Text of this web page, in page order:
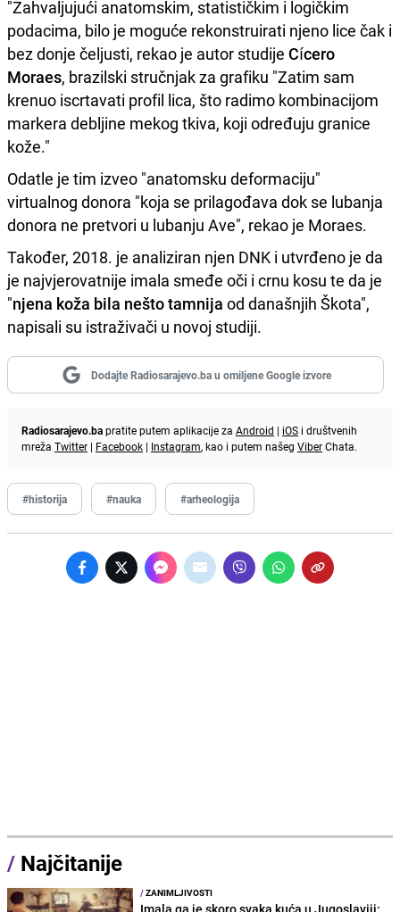
"Zahvaljujući anatomskim, statističkim i logičkim
podacima, bilo je moguće rekonstruirati njeno lice čak i
bez donje čeljusti, rekao je autor studije Cícero
Moraes, brazilski stručnjak za grafiku "Zatim sam
krenuo iscrtavati profil lica, što radimo kombinacijom
markera debljine mekog tkiva, koji određuju granice
kože."
Odatle je tim izveo "anatomsku deformaciju"
virtualnog donora "koja se prilagođava dok se lubanja
donora ne pretvori u lubanju Ave", rekao je Moraes.
Također, 2018. je analiziran njen DNK i utvrđeno je da
je najvjerovatnije imala smeđe oči i crnu kosu te da je
"njena koža bila nešto tamnija od današnjih Škota",
napisali su istraživači u novoj studiji.
Dodajte Radiosarajevo.ba u omiljene Google izvore
Radiosarajevo.bapratite putem aplikacije za Android | iOS i društvenih
mreža Twitter | Facebook | Instagram, kao i putem našeg ViberChata.
#historija #nauka #arheologija
/ Najčitanije
/ZANIMLJIVOSTI